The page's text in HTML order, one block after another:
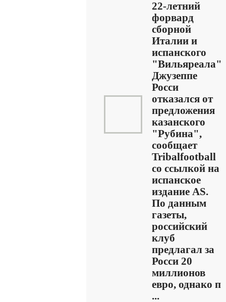
22-летний
форвард
сборной
Италии и
испанского
"Вильяреала"
Джузеппе
Росси
отказался от
предложения
казанского
"Рубина",
сообщает
Tribalfootball
со ссылкой на
испанское
издание AS.
По данным
газеты,
российский
клуб
предлагал за
Росси 20
миллионов
евро, однако п
...